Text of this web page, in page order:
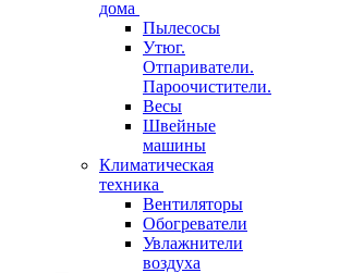
дома
Пылесосы
Утюг.
Отпариватели.
Пароочистители.
Весы
Швейные
машины
Климатическая
техника
Вентиляторы
Обогреватели
Увлажнители
воздуха